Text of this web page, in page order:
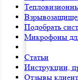
Подобрать
Микрофоны
Статьи
Инструкции,
Отзывы